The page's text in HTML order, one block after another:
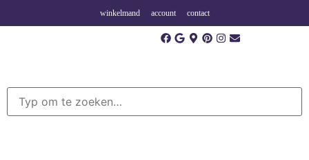
winkelmand account contact